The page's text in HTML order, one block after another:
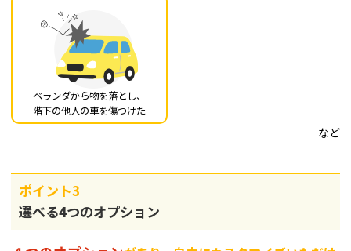
ベランダから物を落とし、
階下の他人の車を傷つけた
など
ポイント3
選べる4つのオプション